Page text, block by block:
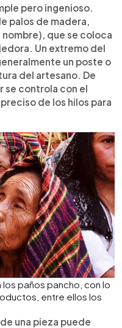
pero ingenioso.
palos de madera,
nombre), que se coloca
Un extremo del
un poste o
del artesano. De
se controla con el
de los hilos para
paños pancho, con lo
entre ellos los
una pieza puede